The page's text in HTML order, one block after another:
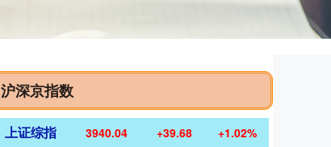
沪深京指数
上证综指 3940.04 +39.68 +1.02%